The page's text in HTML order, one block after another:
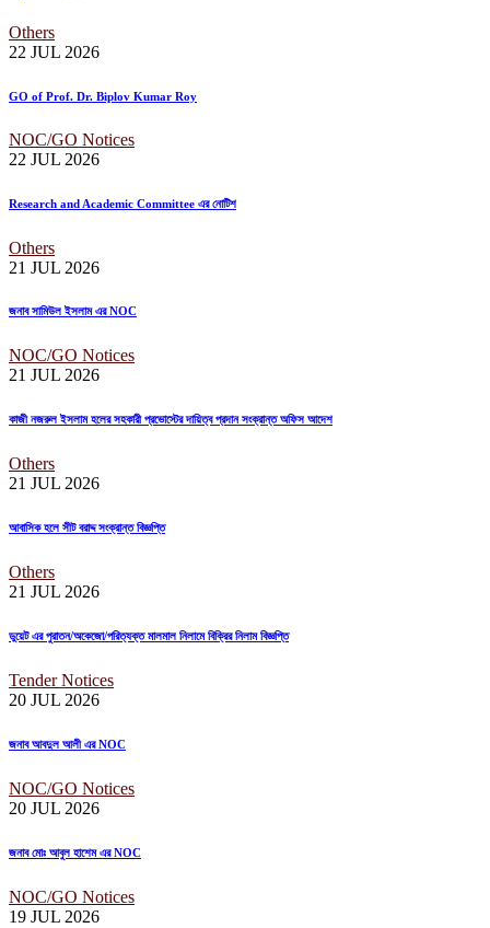
Others
22 JUL 2026
GO of Prof. Dr. Biplov Kumar Roy
NOC/GO Notices
22 JUL 2026
Research and Academic Committee এর নোটিশ
Others
21 JUL 2026
জনাব সামিউল ইসলাম এর NOC
NOC/GO Notices
21 JUL 2026
কাজী নজরুল ইসলাম হলের সহকারী প্রভোস্টের দায়িত্ব প্রদান সংক্রান্ত অফিস আদেশ
Others
21 JUL 2026
আবাসিক হলে সীট বরাদ্দ সংক্রান্ত বিজ্ঞপ্তি
Others
21 JUL 2026
ডুয়েট এর পুরাতন/অকেজো/পরিত্যক্ত মালমাল নিলামে বিক্রির নিলাম বিজ্ঞপ্তি
Tender Notices
20 JUL 2026
জনাব আবদুল আলী এর NOC
NOC/GO Notices
20 JUL 2026
জনাব মোঃ আবুল হাশেম এর NOC
NOC/GO Notices
19 JUL 2026